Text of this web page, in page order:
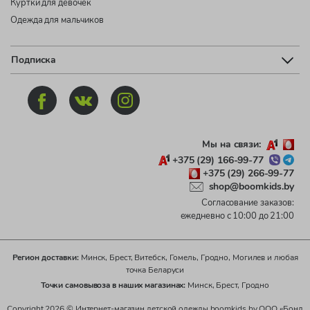
Одежда для мальчиков
Подписка
Мы на связи:
+375 (29) 166-99-77
+375 (29) 266-99-77
shop@boomkids.by
Согласование заказов:
ежедневно с 10:00 до 21:00
Регион доставки:Минск, Брест, Витебск, Гомель, Гродно, Могилев и любая
точка Беларуси
Точки самовывоза в наших магазинах: Минск, Брест, Гродно